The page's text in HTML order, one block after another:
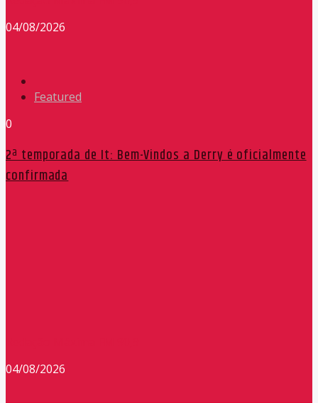
04/08/2026
Featured
0
2ª temporada de It: Bem-Vindos a Derry é oficialmente
confirmada
04/08/2026